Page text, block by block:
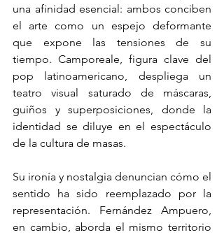
una afinidad esencial: ambos conciben
el arte como un espejo deformante
que expone las tensiones de su
tiempo. Camporeale, figura clave del
pop latinoamericano, despliega un
teatro visual saturado de máscaras,
guiños y superposiciones, donde la
identidad se diluye en el espectáculo
de la cultura de masas.
Su ironía y nostalgia denuncian cómo el
sentido ha sido reemplazado por la
representación. Fernández Ampuero,
en cambio, aborda el mismo territorio